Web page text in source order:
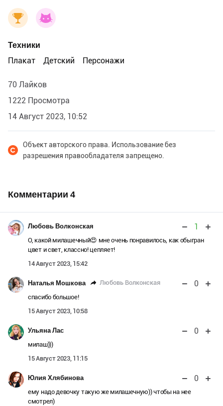
Техники
Плакат
Детский Персонажи
70 Лайков
1222 Просмотра
14 Август 2023, 10:52
Объект авторского права. Использование без
разрешения правообладателя запрещено.
Комментарии 4
Любовь Волконская 1
О, какой милашечный😍 мне очень понравилось, как обыгран
цвет и свет, классно! цепляет!
14 Август 2023, 15:42
Наталья Мошкова Любовь Волконская 0
спасибо большое!
15 Август 2023, 10:58
Ульяна Лас 0
милаш)))
15 Август 2023, 11:15
Юлия Хлябинова 0
ему надо девочку такую же милашечную)) чтобы на нее
смотрел)